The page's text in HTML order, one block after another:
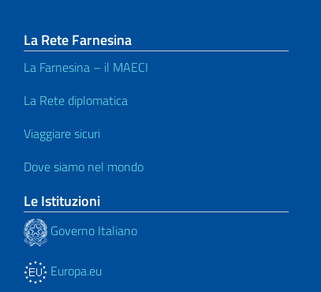
La Rete Farnesina
La Farnesina – il MAECI
La Rete diplomatica
Viaggiare sicuri
Dove siamo nel mondo
Le Istituzioni
Governo Italiano
Europa.eu